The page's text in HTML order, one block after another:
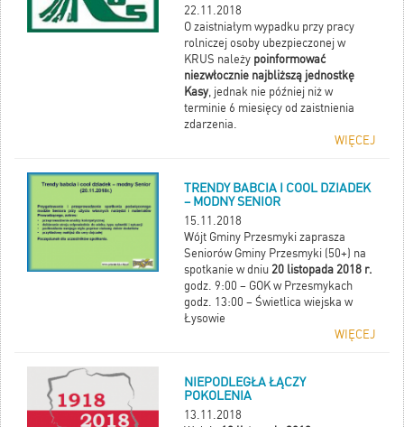
22.11.2018
O zaistniałym wypadku przy pracy
rolniczej osoby ubezpieczonej w
KRUS należy poinformować
niezwłocznie najbliższą jednostkę
Kasy, jednak nie później niż w
terminie 6 miesięcy od zaistnienia
zdarzenia.
WIĘCEJ
TRENDY BABCIA I COOL DZIADEK
– MODNY SENIOR
15.11.2018
Wójt Gminy Przesmyki zaprasza
Seniorów Gminy Przesmyki (50+) na
spotkanie w dniu20 listopada 2018 r.
godz. 9:00 – GOK w Przesmykach
godz. 13:00 – Świetlica wiejska w
Łysowie
WIĘCEJ
NIEPODLEGŁA ŁĄCZY
POKOLENIA
13.11.2018